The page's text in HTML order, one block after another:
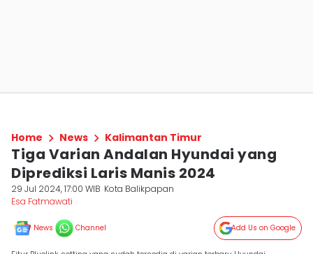
Home News Kalimantan Timur
Tiga Varian Andalan Hyundai yang
Diprediksi Laris Manis 2024
29 Jul 2024, 17:00 WIB Kota Balikpapan
Esa Fatmawati
News Channel Add Us on Google